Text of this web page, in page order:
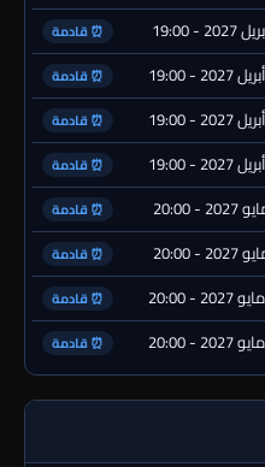
⏰ قادمة
⏰ قادمة
⏰ قادمة
⏰ قادمة
⏰ قادمة
⏰ قادمة
⏰ قادمة
⏰ قادمة